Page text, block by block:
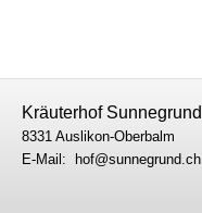
Kräuterhof Sunnegrund
8331 Auslikon-Oberbalm
E-Mail: hof@sunnegrund.ch